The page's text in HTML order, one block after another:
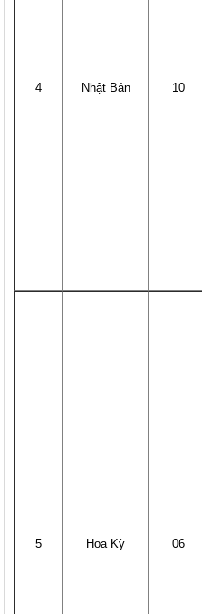
4 Nhật Bản 10
5 Hoa Kỳ 06